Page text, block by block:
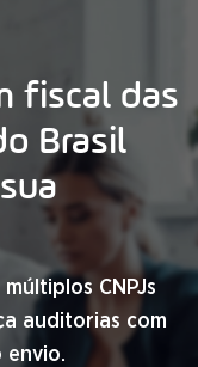
fiscal das
Brasil
CNPJs
auditorias com
envio.